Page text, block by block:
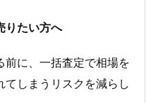
りたい方へ
前に、一括査定で相場を
しまうリスクを減らし